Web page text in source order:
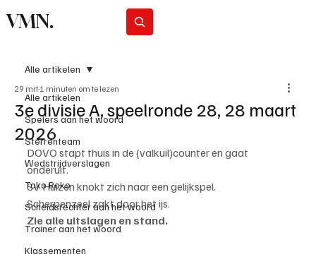
VMN.
Alle artikelen
Spelers aan het woord
Sterrenteam
Wedstrijdverslagen
Toko Roko
Scheidsrechter aan het woord
Trainer aan het woord
Klassementen
Alle artikelen
3e divisie A, speelronde 28, 28 maart
2026
29 mrt 1 minuten om te lezen
DOVO stapt thuis in de (valkuil)counter en gaat
onderuit.
SV Huizen knokt zich naar een gelijkspel.
Scherpenzeel zakt door het ijs.
Zie alle uitslagen en stand.